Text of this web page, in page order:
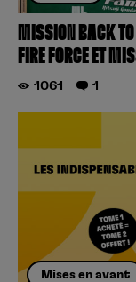
MISSION BACK
FIRE FORCE ET
1061 1
Mises en avant